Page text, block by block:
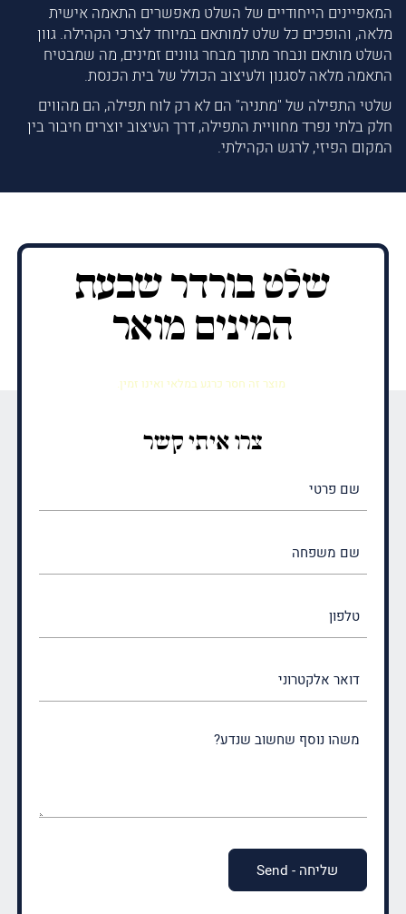
המאפיינים הייחודיים של השלט מאפשרים התאמה אישית
מלאה, והופכים כל שלט למותאם במיוחד לצרכי הקהילה. גוון
השלט מותאם ונבחר מתוך מבחר גוונים זמינים, מה שמבטיח
התאמה מלאה לסגנון ולעיצוב הכולל של בית הכנסת.
שלטי התפילה של "מתניה" הם לא רק לוח תפילה, הם מהווים
חלק בלתי נפרד מחוויית התפילה, דרך העיצוב יוצרים חיבור בין
המקום הפיזי, לרגש הקהילתי.
שלט בורדר שבעת
המינים מואר
מוצר זה חסר כרגע במלאי ואינו זמין.
צרו איתי קשר
(חובה)
(חובה)